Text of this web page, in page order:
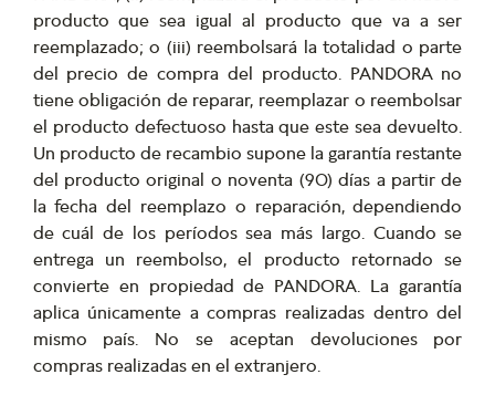
producto que sea igual al producto que va a ser
reemplazado; o (iii) reembolsará la totalidad o parte
del precio de compra del producto. PANDORA no
tiene obligación de reparar, reemplazar o reembolsar
el producto defectuoso hasta que este sea devuelto.
Un producto de recambio supone la garantía restante
del producto original o noventa (90) días a partir de
la fecha del reemplazo o reparación, dependiendo
de cuál de los períodos sea más largo. Cuando se
entrega un reembolso, el producto retornado se
convierte en propiedad de PANDORA. La garantía
aplica únicamente a compras realizadas dentro del
mismo país. No se aceptan devoluciones por
compras realizadas en el extranjero.